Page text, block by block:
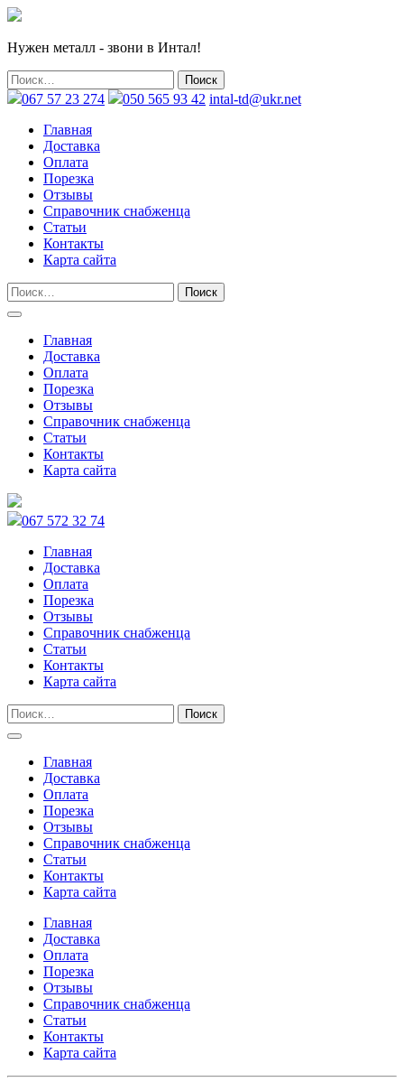
Нужен металл - звони в Интал!
067 57 23 274 050 565 93 42 intal-td@ukr.net
Главная
Доставка
Оплата
Порезка
Отзывы
Справочник снабженца
Статьи
Контакты
Карта сайта
Главная
Доставка
Оплата
Порезка
Отзывы
Справочник снабженца
Статьи
Контакты
Карта сайта
067 572 32 74
Главная
Доставка
Оплата
Порезка
Отзывы
Справочник снабженца
Статьи
Контакты
Карта сайта
Главная
Доставка
Оплата
Порезка
Отзывы
Справочник снабженца
Статьи
Контакты
Карта сайта
Главная
Доставка
Оплата
Порезка
Отзывы
Справочник снабженца
Статьи
Контакты
Карта сайта